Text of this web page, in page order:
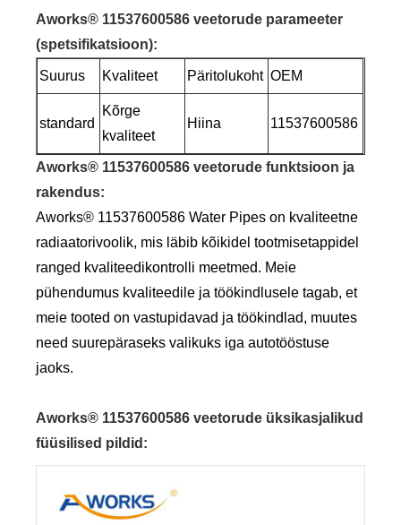
Aworks® 11537600586 veetorude parameeter
(spetsifikatsioon):
Suurus Kvaliteet Päritolukoht OEM
standard
Kõrge
kvaliteet
Hiina 11537600586
Aworks® 11537600586 veetorude funktsioon ja
rakendus:
Aworks® 11537600586 Water Pipes on kvaliteetne
radiaatorivoolik, mis läbib kõikidel tootmisetappidel
ranged kvaliteedikontrolli meetmed. Meie
pühendumus kvaliteedile ja töökindlusele tagab, et
meie tooted on vastupidavad ja töökindlad, muutes
need suurepäraseks valikuks iga autotööstuse
jaoks.
Aworks® 11537600586 veetorude üksikasjalikud
füüsilised pildid :